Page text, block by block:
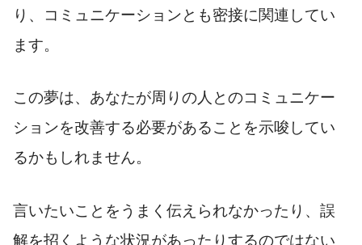
り、コミュニケーションとも密接に関連してい
ます。
この夢は、あなたが周りの人とのコミュニケー
ションを改善する必要があることを示唆してい
るかもしれません。
言いたいことをうまく伝えられなかったり、誤
解を招くような状況があったりするのではない